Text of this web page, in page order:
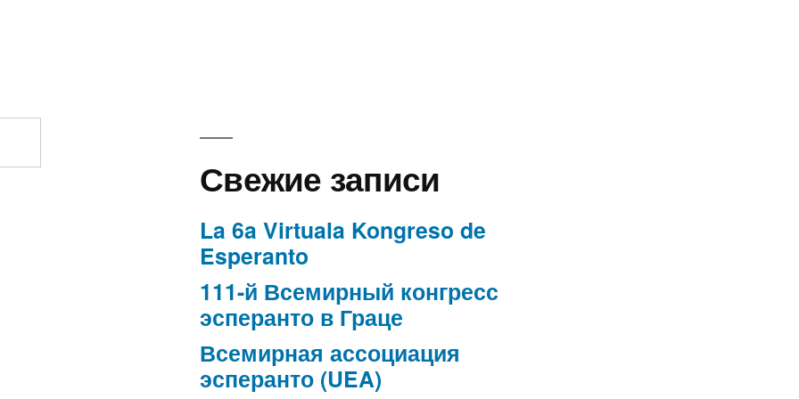
Свежие записи
La 6a Virtuala Kongreso de
Esperanto
111-й Всемирный конгресс
эсперанто в Граце
Всемирная ассоциация
эсперанто (UEA)